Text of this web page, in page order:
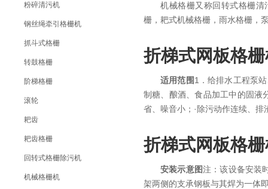
粉碎清污机
钢丝绳牵引格栅机
抓斗式格栅
转鼓格栅
阶梯格栅
滚轮
耙齿
耙齿格栅
回转式格栅除污机
机械格栅机
机械格栅又称回转式格栅清
栅，耙式机械格栅，雨水格栅，
折梯式网板格
适用范围1．给排水工程泵
制糖、酿酒、食品加工中的固液
省、噪音小；·除污动作连续、
折梯式网板格
安装示意图注：该设备安装
架两侧的支承钢板与其焊为一体